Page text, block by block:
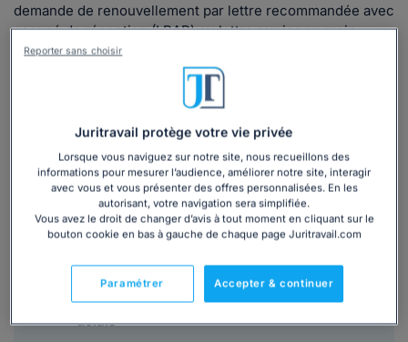
demande de renouvellement par lettre recommandée avec
accusé de réception (LRAR) ou lettre remise en main
propre contre décharge, dans un délai raisonnable avant la
fin initialement programmée par son contrat de travail de
Lire la suite
Cemodèle de lettreest inclus dans le
dossier :
Période d'essai : comprendre le
renouvellement, la rupture, le préavis, les
délais
Juritravail protège votre vie privée
Lorsque vous naviguez sur notre site, nous recueillons des
informations pour mesurer l’audience, améliorer notre site, interagir
avec vous et vous présenter des offres personnalisées. En les
autorisant, votre navigation sera simplifiée.
Vous avez le droit de changer d’avis à tout moment en cliquant sur le
bouton cookie en bas à gauche de chaque page Juritravail.com
Accepter & continuer
Paramétrer
Reporter sans choisir